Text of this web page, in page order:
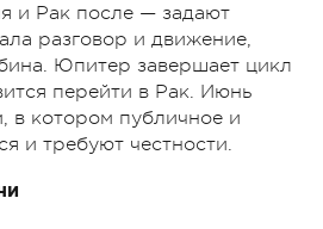
и Рак после — задают
разговор и движение,
Юпитер завершает цикл
перейти в Рак. Июнь
в котором публичное и
и требуют честности.